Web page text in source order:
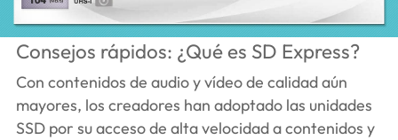
Consejos rápidos: ¿Qué es SD Express?
Con contenidos de audio y vídeo de calidad aún
mayores, los creadores han adoptado las unidades
SSD por su acceso de alta velocidad a contenidos y